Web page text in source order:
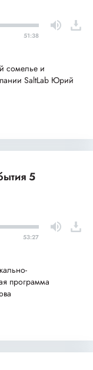
51:38
сомелье и
SaltLab Юрий
5
53:27
программа